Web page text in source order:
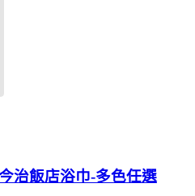
治飯店浴巾-多色任選